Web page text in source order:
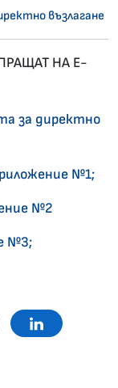
възлагане
НА E-
за директно
№1;
№2
№3;
Linkedin